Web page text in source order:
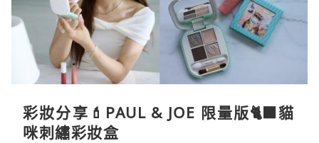
彩妝分享💄PAUL & JOE 限量版🐈‍⬛貓
咪刺繡彩妝盒